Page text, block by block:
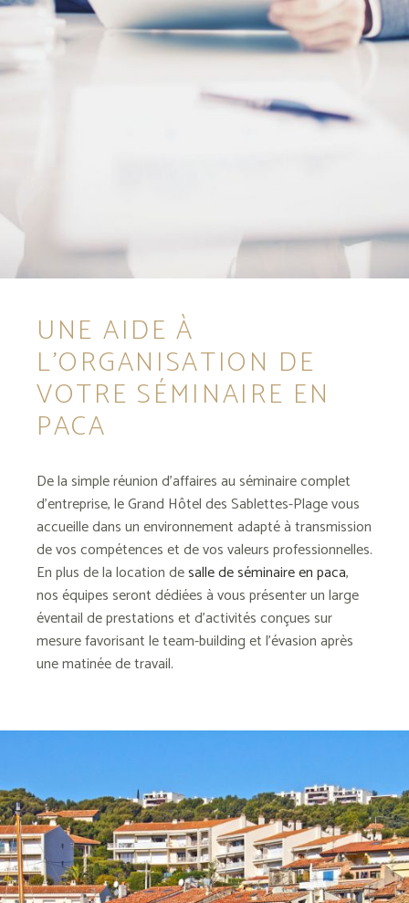
UNE AIDE À
L’ORGANISATION DE
VOTRE SÉMINAIRE EN
PACA
De la simple réunion d’affaires au séminaire complet
d’entreprise, le Grand Hôtel des Sablettes-Plage vous
accueille dans un environnement adapté à transmission
de vos compétences et de vos valeurs professionnelles.
En plus de la location desalle de séminaire en paca,
nos équipes seront dédiées à vous présenter un large
éventail de prestations et d’activités conçues sur
mesure favorisant le team-building et l’évasion après
une matinée de travail.